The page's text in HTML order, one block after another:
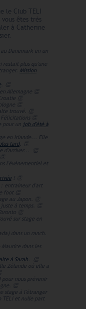
le Club TELI
êtes très
à Catherine
Danemark en un
restait plus qu'une
Mission
.
Allemagne
trouvé.
👏
pour un job d'été à
en Irlande... Elle
tard.
d'arriver...
l'événementiel et
!
entraineur d'art
foot
au Japon.
à temps.
sur stage en
dans un ranch.
dans les
à Sarah
Zélande où elle a
nous prévenir
stage à l'étranger
TELi et nulle part